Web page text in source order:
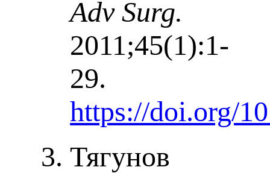
Adv Surg.
2011;45(1):1-
29.
https://doi.org/
Тягунов